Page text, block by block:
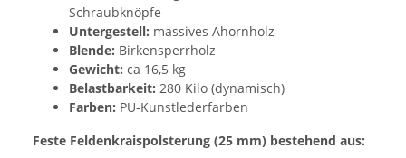
Schraubknöpfe
Untergestell: massives Ahornholz
Blende: Birkensperrholz
Gewicht: ca 16,5 kg
Belastbarkeit: 280 Kilo (dynamisch)
Farben: PU-Kunstlederfarben
Feste Feldenkraispolsterung (25 mm) bestehend aus: